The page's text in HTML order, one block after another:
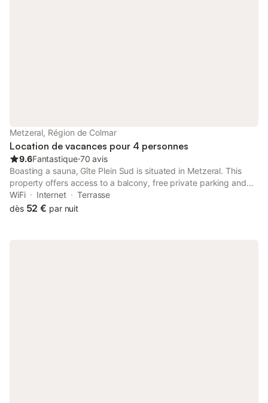
Metzeral, Région de Colmar
Location de vacances pour 4 personnes
9.6Fantastique⋅70 avis
Boasting a sauna, Gîte Plein Sud is situated in Metzeral. This
property offers access to a balcony, free private parking and
free WiFi. The property is non-smoking and is set 25 km from
Colmar Train Station.
WiFi Internet
Terrasse
dès 52 € par nuit